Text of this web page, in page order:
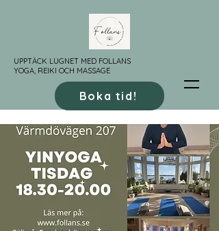
UPPTÄCK LUGNET MED FOLLANS
YOGA, REIKI OCH MASSAGE
Boka tid!